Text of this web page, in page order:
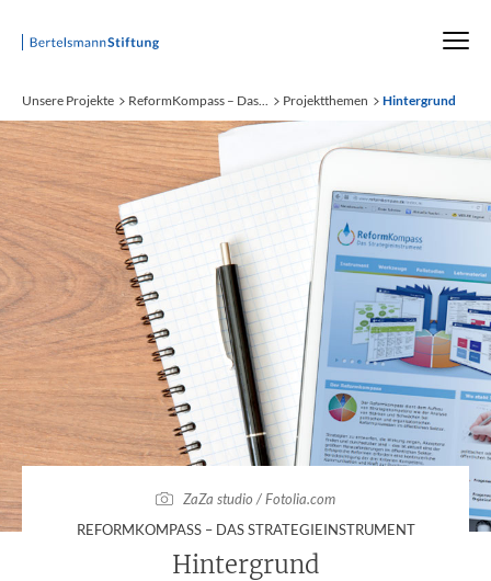
Startseite
Unsere Projekte ReformKompass – Das... Projektthemen Hintergrund
ZaZa studio / Fotolia.com
REFORMKOMPASS – DAS STRATEGIEINSTRUMENT:
Hintergrund